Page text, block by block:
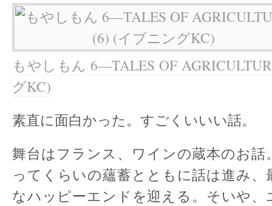
もやしもん 6―TALES OF
グKC)
素直に面白かった。すごくいいい話。
舞台はフランス、ワインの蔵本のお話
ってくらいの蘊蓄とともに話は進み、
なハッピーエンドを迎える。そいや、